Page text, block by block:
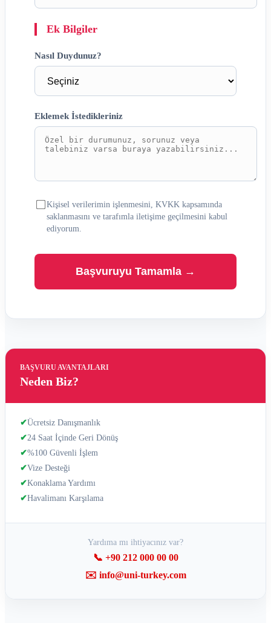
BAŞVURU AVANTAJLARI
Neden Biz?
✔Ücretsiz Danışmanlık
✔24 Saat İçinde Geri Dönüş
✔%100 Güvenli İşlem
✔Vize Desteği
✔Konaklama Yardımı
✔Havalimanı Karşılama
Yardıma mı ihtiyacınız var?
📞 +90 212 000 00 00
✉️ info@uni-turkey.com
Ek Bilgiler
Nasıl Duydunuz?
Eklemek İstedikleriniz
Kişisel verilerimin işlenmesini, KVKK kapsamında
saklanmasını ve tarafımla iletişime geçilmesini kabul
ediyorum.
Başvuruyu Tamamla →